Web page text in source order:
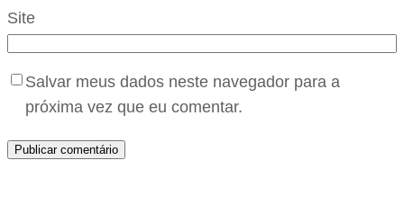
Site
Salvar meus dados neste navegador para a
próxima vez que eu comentar.